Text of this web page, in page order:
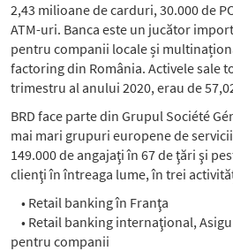
2,43 milioane de carduri, 30.000 de
ATM-uri. Banca este un jucător
pentru companii locale și
factoring din România. Activele sale
trimestru al anului 2020, erau de
BRD face parte din Grupul Société
mai mari grupuri europene de
149.000 de angajaţi în 67 de ţări şi
clienţi în întreaga lume, în trei
• Retail banking în Franţa
• Retail banking internaţional,
pentru companii